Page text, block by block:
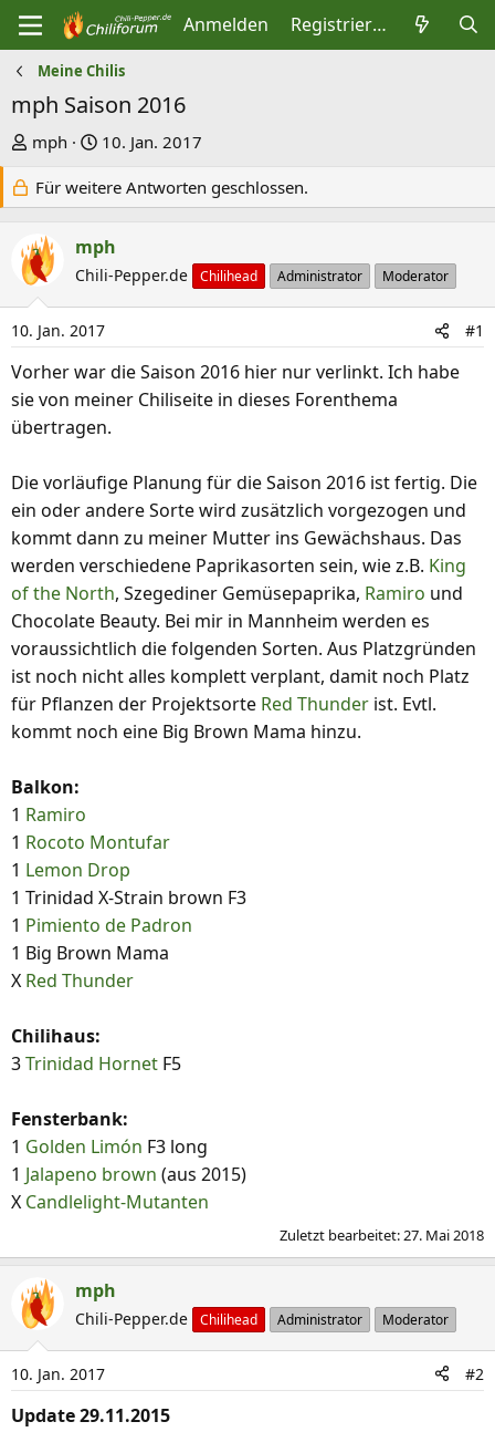
Anmelden Registrieren
Meine Chilis
mph Saison 2016
E
s
e
l
l
e
r
mph
E
s
e
l
t
a
m
10. Jan. 2017
Für weitere Antworten geschlossen.
mph
Chili-Pepper.de Chilihead Administrator Moderator
10. Jan. 2017 #1
Vorher war die Saison 2016 hier nur verlinkt. Ich habe
sie von meiner Chiliseite in dieses Forenthema
übertragen.
Die vorläufige Planung für die Saison 2016 ist fertig. Die
ein oder andere Sorte wird zusätzlich vorgezogen und
kommt dann zu meiner Mutter ins Gewächshaus. Das
werden verschiedene Paprikasorten sein, wie z.B. King
of the North, Szegediner Gemüsepaprika, Ramiro und
Chocolate Beauty. Bei mir in Mannheim werden es
voraussichtlich die folgenden Sorten. Aus Platzgründen
ist noch nicht alles komplett verplant, damit noch Platz
für Pflanzen der Projektsorte Red Thunder ist. Evtl.
kommt noch eine Big Brown Mama hinzu.
Balkon:
1 Ramiro
1 Rocoto Montufar
1 Lemon Drop
1 Trinidad X-Strain brown F3
1 Pimiento de Padron
1 Big Brown Mama
X Red Thunder
Chilihaus:
3Trinidad Hornet F5
Fensterbank:
1 Golden Limón F3 long
1 Jalapeno brown (aus 2015)
X Candlelight-Mutanten
Zuletzt bearbeitet: 27. Mai 2018
mph
Chili-Pepper.de Chilihead Administrator Moderator
10. Jan. 2017 #2
Update 29.11.2015